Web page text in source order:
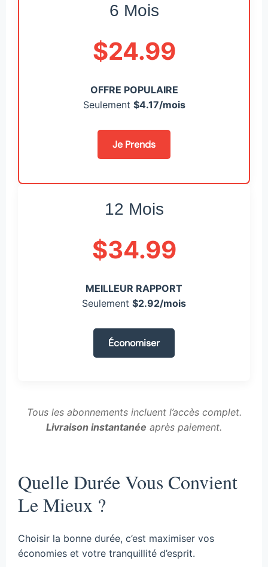
6 Mois
$24.99
OFFRE POPULAIRE
Seulement $4.17/mois
Je Prends
12 Mois
$34.99
MEILLEUR RAPPORT
Seulement $2.92/mois
Économiser
Tous les abonnements incluent l’accès complet.
Livraison instantanée après paiement.
Quelle Durée Vous Convient
Le Mieux ?
Choisir la bonne durée, c’est maximiser vos
économies et votre tranquillité d’esprit.